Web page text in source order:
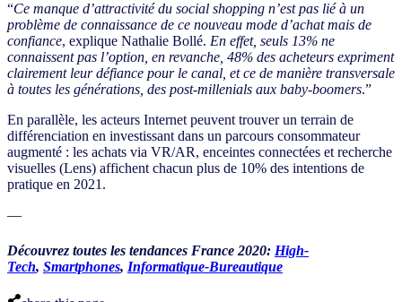
“Ce manque d’attractivité du social shopping n’est pas lié à un
problème de connaissance de ce nouveau mode d’achat mais de
confiance, explique Nathalie Bollé. En effet, seuls 13% ne
connaissent pas l’option, en revanche, 48% des acheteurs expriment
clairement leur défiance pour le canal, et ce de manière transversale
à toutes les générations, des post-millenials aux baby-boomers.”
En parallèle, les acteurs Internet peuvent trouver un terrain de
différenciation en investissant dans un parcours consommateur
augmenté : les achats via VR/AR, enceintes connectées et recherche
visuelles (Lens) affichent chacun plus de 10% des intentions de
pratique en 2021.
—
Découvrez toutes les tendances France 2020: High-
Tech, Smartphones, Informatique-Bureautique